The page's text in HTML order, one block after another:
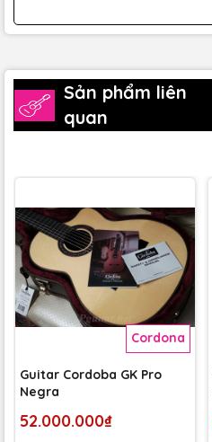
Sản phẩm liên
quan
Cordona
Guitar Cordoba GK Pro
Negra
52.000.000₫